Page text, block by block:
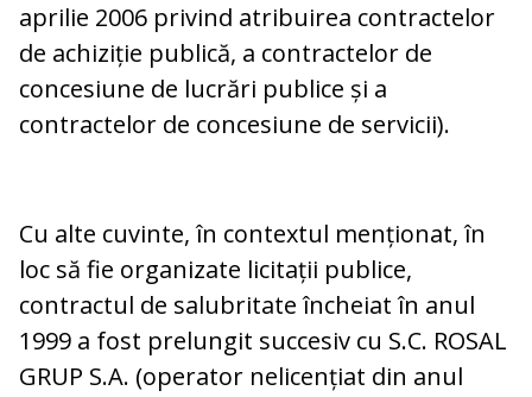
aprilie 2006 privind atribuirea contractelor
de achiziție publică, a contractelor de
concesiune de lucrări publice și a
contractelor de concesiune de servicii).
Cu alte cuvinte, în contextul menționat, în
loc să fie organizate licitații publice,
contractul de salubritate încheiat în anul
1999 a fost prelungit succesiv cu S.C. ROSAL
GRUP S.A. (operator nelicențiat din anul